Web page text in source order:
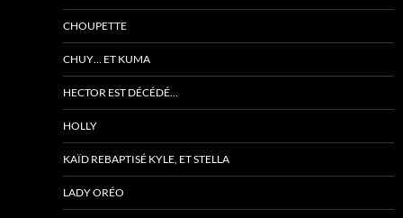
CHOUPETTE
CHUY… ET KUMA
HECTOR EST DÉCÉDÉ…
HOLLY
KAÏD REBAPTISÉ KYLE, ET STELLA
LADY ORÉO